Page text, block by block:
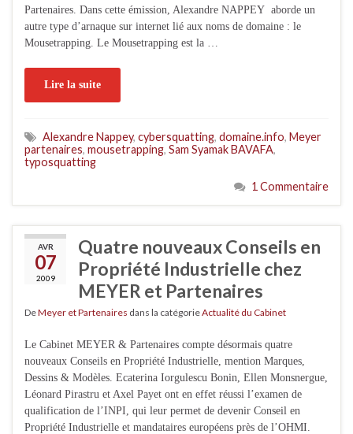
Partenaires. Dans cette émission, Alexandre NAPPEY aborde un
autre type d’arnaque sur internet lié aux noms de domaine : le
Mousetrapping. Le Mousetrapping est la …
Lire la suite
Alexandre Nappey, cybersquatting, domaine.info, Meyer
partenaires, mousetrapping, Sam Syamak BAVAFA,
typosquatting
1 Commentaire
AVR
07
2009
Quatre nouveaux Conseils en
Propriété Industrielle chez
MEYER et Partenaires
DeMeyer et Partenaires dans la catégorieActualité du Cabinet
Le Cabinet MEYER & Partenaires compte désormais quatre
nouveaux Conseils en Propriété Industrielle, mention Marques,
Dessins & Modèles. Ecaterina Iorgulescu Bonin, Ellen Monsnergue,
Léonard Pirastru et Axel Payet ont en effet réussi l’examen de
qualification de l’INPI, qui leur permet de devenir Conseil en
Propriété Industrielle et mandataires européens près de l’OHMI.